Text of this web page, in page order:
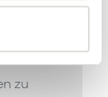
zu